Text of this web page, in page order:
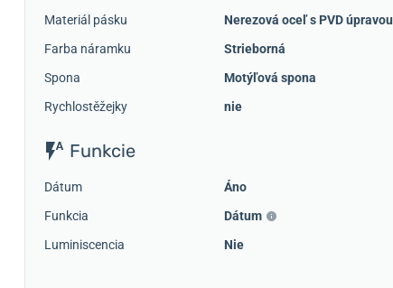
Materiál pásku
Nerezová oceľ s PVD úpravou
Farba náramku
Strieborná
Spona
Motýľová spona
Rychlostěžejky
nie
Funkcie
Dátum
Áno
Funkcia
Dátum
Luminiscencia
Nie